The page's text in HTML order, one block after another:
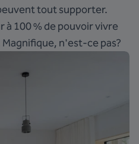
tout supporter.
à 100 % de pouvoir vivre
n'est-ce pas?